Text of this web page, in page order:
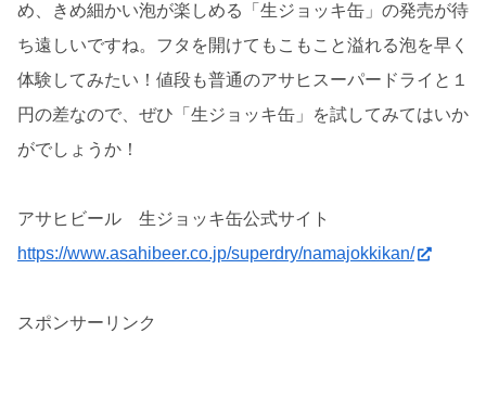
め、きめ細かい泡が楽しめる「生ジョッキ缶」の発売が待
ち遠しいですね。フタを開けてもこもこと溢れる泡を早く
体験してみたい！値段も普通のアサヒスーパードライと１
円の差なので、ぜひ「生ジョッキ缶」を試してみてはいか
がでしょうか！
アサヒビール 生ジョッキ缶公式サイト
https://www.asahibeer.co.jp/superdry/namajokkikan/
スポンサーリンク